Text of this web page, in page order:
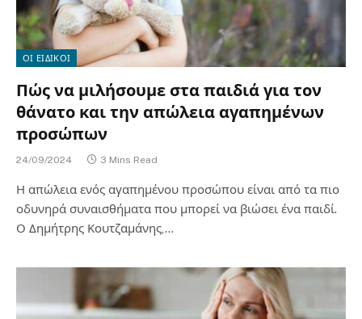
ΟΙ ΕΙΔΙΚΟΙ
Πώς να μιλήσουμε στα παιδιά για τον
θάνατο και την απώλεια αγαπημένων
προσώπων
24/09/2024 3 Mins Read
Η απώλεια ενός αγαπημένου προσώπου είναι από τα πιο
οδυνηρά συναισθήματα που μπορεί να βιώσει ένα παιδί.
Ο Δημήτρης Κουτζαμάνης,…